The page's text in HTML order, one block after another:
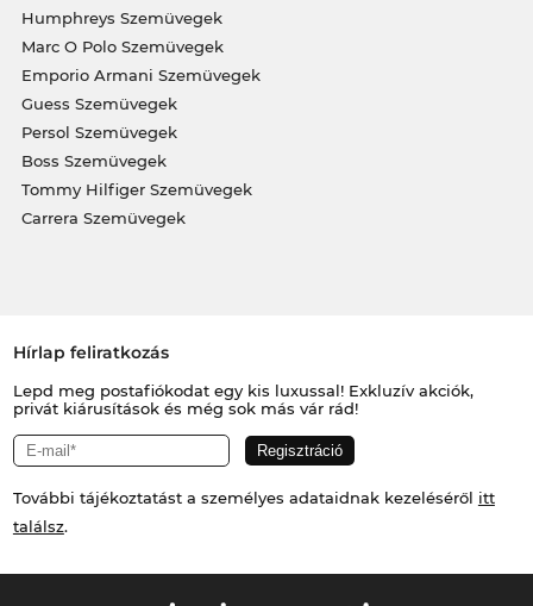
Humphreys Szemüvegek
Marc O Polo Szemüvegek
Emporio Armani Szemüvegek
Guess Szemüvegek
Persol Szemüvegek
Boss Szemüvegek
Tommy Hilfiger Szemüvegek
Carrera Szemüvegek
Hírlap feliratkozás
Lepd meg postafiókodat egy kis luxussal! Exkluzív akciók,
privát kiárusítások és még sok más vár rád!
További tájékoztatást a személyes adataidnak kezeléséről itt
találsz.